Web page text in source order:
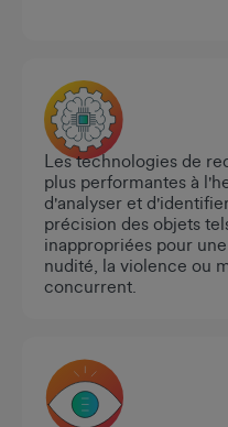
Les technologies de
plus performantes à
d'analyser et
précision des objets
inappropriées pour
nudité, la violence ou
concurrent.